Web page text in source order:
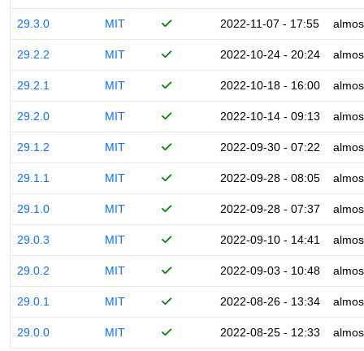
29.3.0 MIT 2022-11-07 - 17:55
29.2.2 MIT 2022-10-24 - 20:24
29.2.1 MIT 2022-10-18 - 16:00
29.2.0 MIT 2022-10-14 - 09:13
29.1.2 MIT 2022-09-30 - 07:22
29.1.1 MIT 2022-09-28 - 08:05
29.1.0 MIT 2022-09-28 - 07:37
29.0.3 MIT 2022-09-10 - 14:41
29.0.2 MIT 2022-09-03 - 10:48
29.0.1 MIT 2022-08-26 - 13:34
29.0.0 MIT 2022-08-25 - 12:33